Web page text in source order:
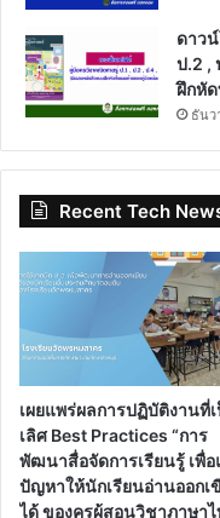
ดาว
ป.2 ,
ฝึกหั
ธันว
Recent Tech
เผยแพร่ผลการปฏิบัติงานที่
เลิศ Best Practices “การ
พัฒนาสื่อจัดการเรียนรู้ เพื่อ
ปัญหาให้นักเรียนอ่านออกเ
ได้ ของครูผู้สอนวิชาภาษา